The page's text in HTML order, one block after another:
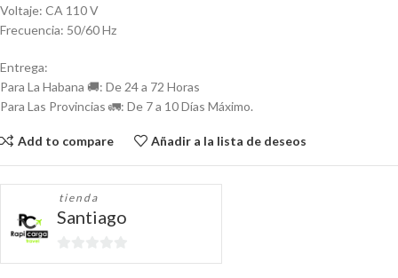
Voltaje: CA 110 V
Frecuencia: 50/60 Hz
Entrega:
Para La Habana 🚚: De 24 a 72 Horas
Para Las Provincias 🚛: De 7 a 10 Días Máximo.
Add to compare Añadir a la lista de deseos
tienda
Santiago
0